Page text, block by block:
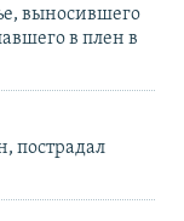
выносившего
в плен в
пострадал